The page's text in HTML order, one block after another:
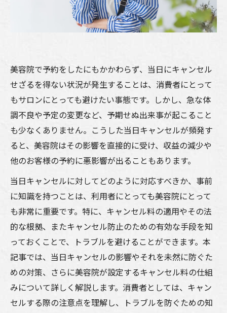
美容院で予約をしたにもかかわらず、当日にキャンセル
せざるを得ない状況が発生することは、消費者にとって
もサロンにとっても避けたい事態です。しかし、急な体
調不良や予定の変更など、予期せぬ出来事が起こること
も少なくありません。こうした当日キャンセルが頻発す
ると、美容院はその影響を直接的に受け、収益の減少や
他のお客様の予約に悪影響が出ることもあります。
当日キャンセルに対してどのように対応すべきか、事前
に知識を持つことは、利用者にとっても美容院にとって
も非常に重要です。特に、キャンセル料の適用やその法
的な根拠、またキャンセル防止のための有効な手段を知
っておくことで、トラブルを避けることができます。本
記事では、当日キャンセルの影響やそれを未然に防ぐた
めの対策、さらに美容院が設定するキャンセル料の仕組
みについて詳しく解説します。消費者としては、キャン
セルする際の注意点を理解し、トラブルを防ぐための知